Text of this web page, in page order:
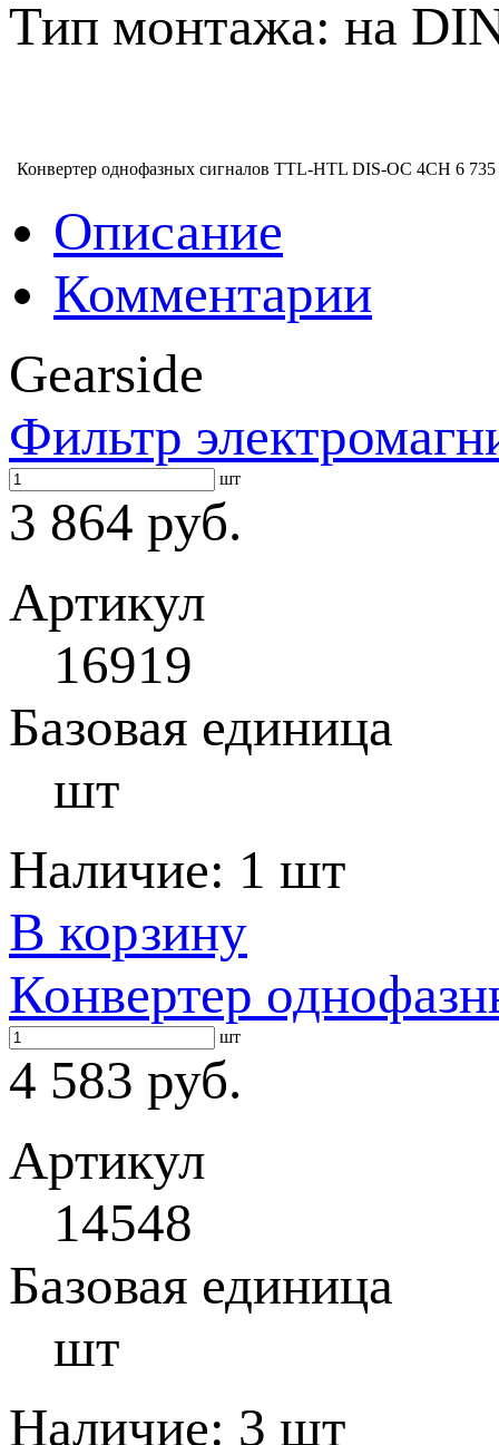
Тип монтажа: на
Конвертер однофазных сигналов TTL-HTL DIS-OC 4CH 6
Описание
Комментарии
Gearside
Фильтр
шт
3 864 руб.
Артикул
16919
Базовая единица
шт
Наличие: 1 шт
В корзину
Конвертер
шт
4 583 руб.
Артикул
14548
Базовая единица
шт
Наличие: 3 шт